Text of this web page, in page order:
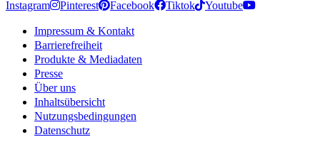
Instagram Pinterest Facebook Tiktok Youtube
Impressum & Kontakt
Barrierefreiheit
Produkte & Mediadaten
Presse
Über uns
Inhaltsübersicht
Nutzungsbedingungen
Datenschutz